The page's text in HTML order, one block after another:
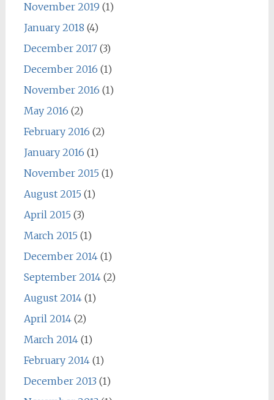
November 2019 (1)
January 2018 (4)
December 2017(3)
December 2016 (1)
November 2016 (1)
May 2016 (2)
February 2016 (2)
January 2016 (1)
November 2015 (1)
August 2015 (1)
April 2015 (3)
March 2015 (1)
December 2014(1)
September 2014(2)
August 2014(1)
April 2014(2)
March 2014(1)
February 2014(1)
December 2013 (1)